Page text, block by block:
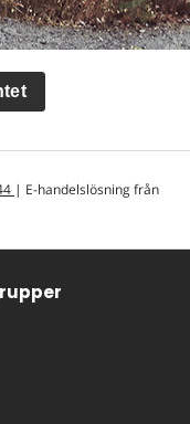
| E-handelslösning från